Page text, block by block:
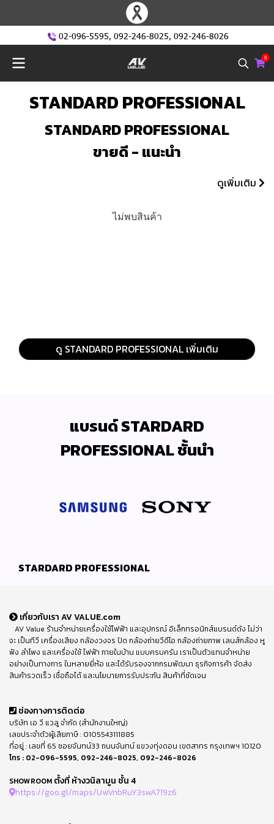
02-096-5595, 092-246-8025, 092-246-8026
0
STANDARD PROFESSIONAL
STANDARD PROFESSIONAL
ขายดี - แนะนำ
ดูเพิ่มเติม
ไม่พบสินค้า
ดู STANDARD PROFESSIONAL เพิ่มเติม
แบรนด์ STARDARD
PROFESSIONAL ชั้นนำ
STARDARD PROFESSIONAL
เกี่ยวกับเรา AV VALUE.com
AV Value ร้านจำหน่ายเครื่องใช้ไฟฟ้า และอุปกรณ์ อิเล็กทรอนิกส์แบรนด์ดัง ไม่ว่า
จะ เป็นทีวี เครื่องเสียง กล้องวงจร ปิด กล้องถ่ายวีดีโอ กล้องถ่ายภาพ เลนส์กล้อง หู
ฟัง ลำโพง และเครื่องใช้ ไฟฟ้า ภายในบ้าน แบบครบครัน เราเป็นตัวแทนจำหน่าย
อย่างเป็นทางการ ในหลายยี่ห้อ และได้รับรองจากกรมพัฒนา ธุรกิจการค้า จัดส่ง
สินค้ารวดเร็ว เชื่อถือได้ และนโยบายการรับประกัน สินค้าที่ชัดเจน
ช่องทางการติดต่อ
บริษัท เอ วี แวลู จำกัด (สำนักงานใหญ่)
เลขประจำตัวผู้เสียภาษี : 0105543111885
ที่อยู่ : เลขที่ 65 ซอยจันทน์33 ถนนจันทน์ แขวงทุ่งดอน เขตสาทร กรุงเทพฯ 10120
โทร : 02-096-5595, 092-246-8025, 092-246-8026
SHOWROOM ตั้งที่ ห้างวนิลามูน ชั้น 4
https://goo.gl/maps/UwVnbRuY3swA719z6